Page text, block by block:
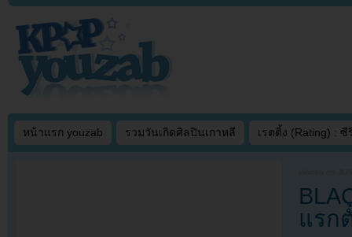
หน้าแรก youzab รวมวันเกิดศิลปินเกาหลี เรตติ้ง (Rating) : ซี
แรก